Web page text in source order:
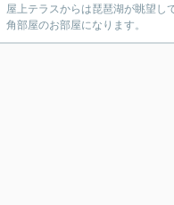
屋上テラスからは琵琶湖が眺望し
角部屋のお部屋になります。